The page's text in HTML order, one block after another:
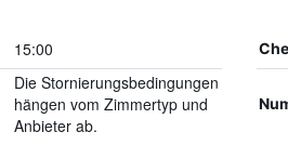
15:00
Die Stornierungsbedingungen
hängen vom Zimmertyp und
Anbieter ab.